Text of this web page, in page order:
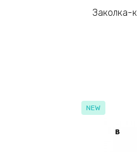
Заколка-краб для волос из металла
NEW